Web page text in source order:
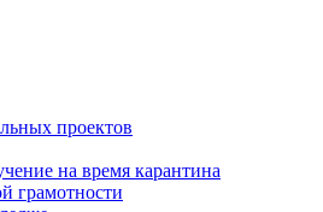
проектов
на время карантина
грамотности